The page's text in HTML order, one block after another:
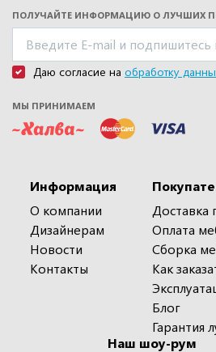
ПОЛУЧАЙТЕ ИНФОРМАЦИЮ О ЛУЧШИХ
Даю согласие на обработку
МЫ ПРИНИМАЕМ
Информация
О компании
Дизайнерам
Новости
Контакты
Доставка
Оплата
Сборка
Как
Блог
Гарантия
Наш шоу-рум